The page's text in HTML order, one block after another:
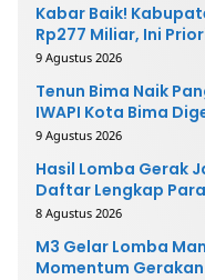
Kabar Baik!
Rp277 Miliar, Ini
9 Agustus 2026
Tenun Bima Naik
IWAPI Kota Bima
9 Agustus 2026
Hasil Lomba Gerak
Daftar Lengkap
8 Agustus 2026
M3 Gelar Lomba
Momentum Gerakan